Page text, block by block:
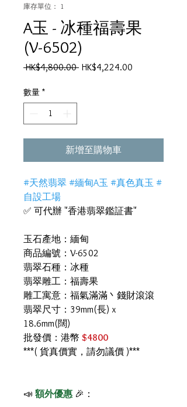
庫存單位： 1
A玉 - 冰種福壽果
(V-6502)
HK$4,800.00 一HK$4,224.00
數量 *
新增至購物車
#天然翡翠 #緬甸A玉 #真色真玉 #
自設工場
✅ 可代辦 "香港翡翠鑑証書"
玉石產地：緬甸
商品編號：V-6502
翡翠石種：冰種
翡翠雕工：福壽果
雕工寓意：福氣滿滿丶錢財滾滾
翡翠尺寸：39mm(長) x
18.6mm(闊)
批發價：港幣 $4800
***( 貨真價實，請勿議價 )***
📣 額外優惠 🎉：